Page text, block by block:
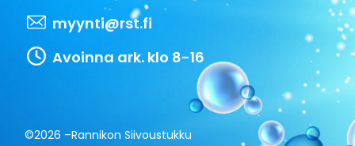
myynti@rst.fi
Avoinna ark. klo 8-16
©2026 –Rannikon Siivoustukku